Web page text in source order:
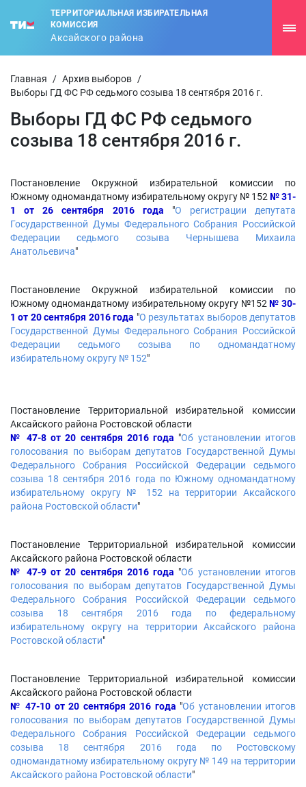
ТЕРРИТОРИАЛЬНАЯ ИЗБИРАТЕЛЬНАЯ
КОМИССИЯ
Аксайского района
Главная / Архив выборов /
Выборы ГД ФС РФ седьмого созыва 18 сентября 2016 г.
Выборы ГД ФС РФ седьмого
созыва 18 сентября 2016 г.
Постановление Окружной избирательной комиссии по
Южному одномандатному избирательному округу № 152 № 31-
1 от 26 сентября 2016 года "О регистрации депутата
Государственной Думы Федерального Собрания Российской
Федерации седьмого созыва Чернышева Михаила
Анатольевича"
Постановление Окружной избирательной комиссии по
Южному одномандатному избирательному округу №152№ 30-
1 от 20 сентября 2016 года "О результатах выборов депутатов
Государственной Думы Федерального Собрания Российской
Федерации седьмого созыва по одномандатному
избирательному округу № 152"
Постановление Территориальной избирательной комиссии
Аксайского района Ростовской области
№ 47-8 от 20 сентября 2016 года "Об установлении итогов
голосования по выборам депутатов Государственной Думы
Федерального Собрания Российской Федерации седьмого
созыва 18 сентября 2016 года по Южному одномандатному
избирательному округу № 152 на территории Аксайского
района Ростовской области"
Постановление Территориальной избирательной комиссии
Аксайского района Ростовской области
№ 47-9 от 20 сентября 2016 года "Об установлении итогов
голосования по выборам депутатов Государственной Думы
Федерального Собрания Российской Федерации седьмого
созыва 18 сентября 2016 года по федеральному
избирательному округу на территории Аксайского района
Ростовской области"
Постановление Территориальной избирательной комиссии
Аксайского района Ростовской области
№ 47-10 от 20 сентября 2016 года "Об установлении итогов
голосования по выборам депутатов Государственной Думы
Федерального Собрания Российской Федерации седьмого
созыва 18 сентября 2016 года по Ростовскому
одномандатному избирательному округу № 149 на территории
Аксайского района Ростовской области"